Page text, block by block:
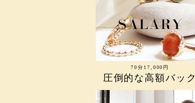
70分17,000円
圧倒的な高額バック